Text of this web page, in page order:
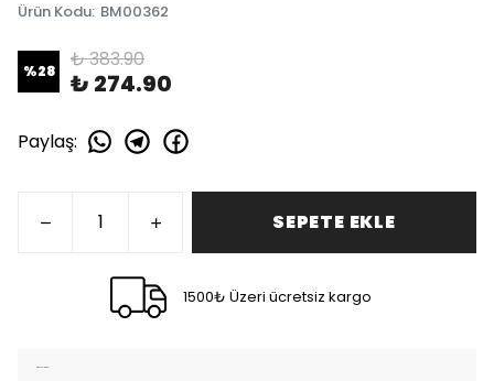
Ürün Kodu: BM00362
%28 ₺ 383.90
₺ 274.90
Paylaş:
SEPETE EKLE
1500₺ Üzeri ücretsiz kargo